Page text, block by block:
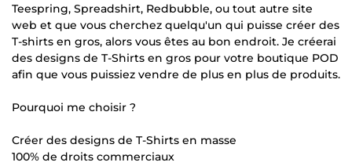
Teespring, Spreadshirt, Redbubble, ou tout autre site
web et que vous cherchez quelqu'un qui puisse créer des
T-shirts en gros, alors vous êtes au bon endroit. Je créerai
des designs de T-Shirts en gros pour votre boutique POD
afin que vous puissiez vendre de plus en plus de produits.
Pourquoi me choisir ?
Créer des designs de T-Shirts en masse
100% de droits commerciaux